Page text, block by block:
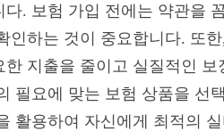
다. 보험 가입 전에는 약관을
인하는 것이 중요합니다. 또
한 지출을 줄이고 실질적인
필요에 맞는 보험 상품을 선
활용하여 자신에게 최적의